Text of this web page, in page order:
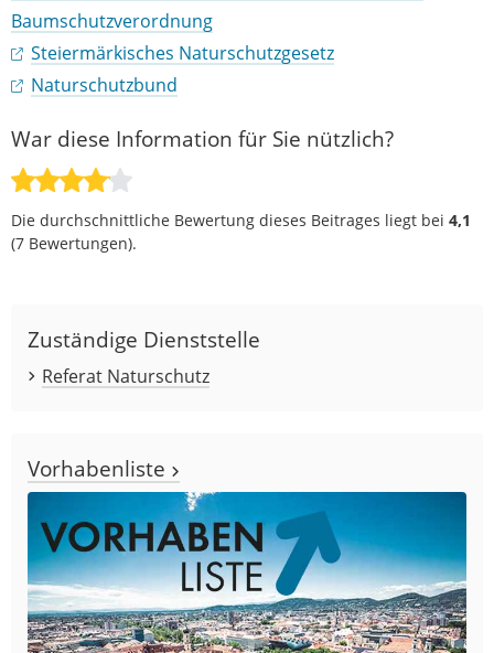
Baumschutzverordnung
Steiermärkisches Naturschutzgesetz
Naturschutzbund
War diese Information für Sie nützlich?
Die durchschnittliche Bewertung dieses Beitrages liegt bei 4,1
(7 Bewertungen).
Zuständige Dienststelle
Referat Naturschutz
Vorhabenliste